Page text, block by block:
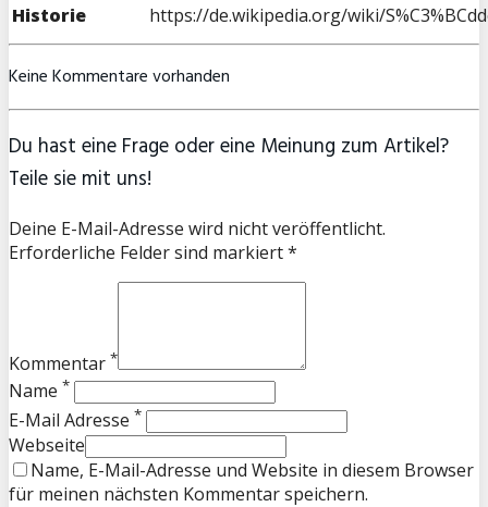
Historie
https://de.wikipedia.org/wiki/
Keine Kommentare vorhanden
Du hast eine Frage oder eine Meinung zum Artikel?
Teile sie mit uns!
Deine E-Mail-Adresse wird nicht veröffentlicht.
Erforderliche Felder sind markiert *
Kommentar *
Name *
E-Mail Adresse *
Webseite
Name, E-Mail-Adresse und Website in diesem Browser
für meinen nächsten Kommentar speichern.